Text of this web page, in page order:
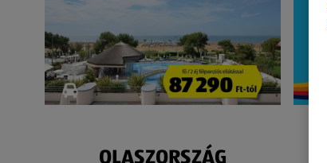
OLASZORSZÁG